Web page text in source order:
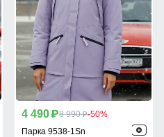
4 490 p8 990 p-50%
Парка 9538-1Sn